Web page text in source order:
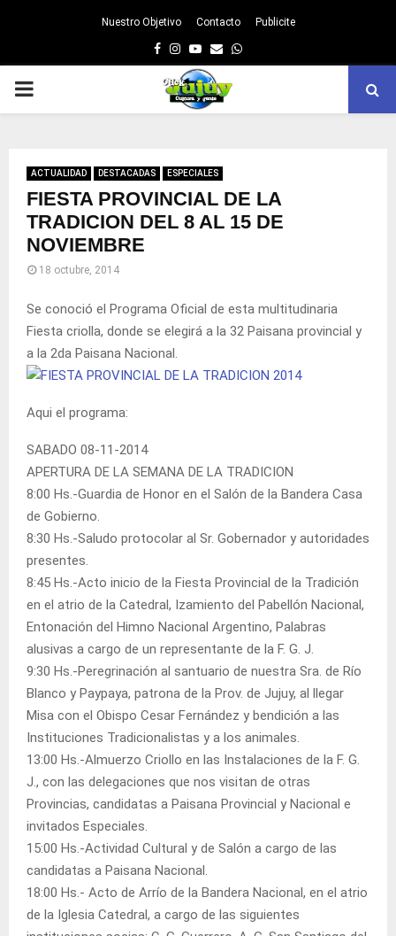
Nuestro Objetivo Contacto Publicite
Facebook
Instagram
Youtube
EmailWhatsapp
PRIMARY
ACTUALIDAD DESTACADAS ESPECIALES
FIESTA PROVINCIAL DE LA
TRADICION DEL 8 AL 15 DE
NOVIEMBRE
18 octubre, 2014
Se conoció el Programa Oficial de esta multitudinaria
Fiesta criolla, donde se elegirá a la 32 Paisana provincial y
a la 2da Paisana Nacional.
Aqui el programa:
SABADO 08-11-2014
APERTURA DE LA SEMANA DE LA TRADICION
8:00 Hs.-Guardia de Honor en el Salón de la Bandera Casa
de Gobierno.
8:30 Hs.-Saludo protocolar al Sr. Gobernador y autoridades
presentes.
8:45 Hs.-Acto inicio de la Fiesta Provincial de la Tradición
en el atrio de la Catedral, Izamiento del Pabellón Nacional,
Entonación del Himno Nacional Argentino, Palabras
alusivas a cargo de un representante de la F. G. J.
9:30 Hs.-Peregrinación al santuario de nuestra Sra. de Río
Blanco y Paypaya, patrona de la Prov. de Jujuy, al llegar
Misa con el Obispo Cesar Fernández y bendición a las
Instituciones Tradicionalistas y a los animales.
13:00 Hs.-Almuerzo Criollo en las Instalaciones de la F. G.
J., con las delegaciones que nos visitan de otras
Provincias, candidatas a Paisana Provincial y Nacional e
invitados Especiales.
15:00 Hs.-Actividad Cultural y de Salón a cargo de las
candidatas a Paisana Nacional.
18:00 Hs.- Acto de Arrío de la Bandera Nacional, en el atrio
de la Iglesia Catedral, a cargo de las siguientes